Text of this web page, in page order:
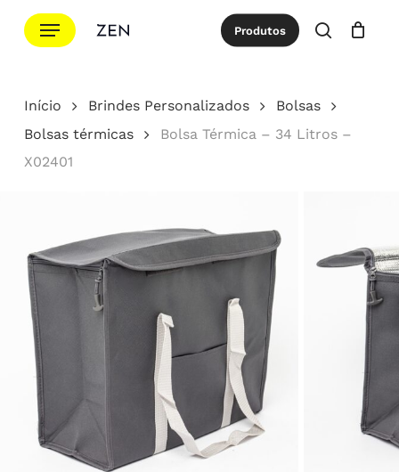
para
principal
Menu Produtos
procurar
Cotação Close
Início Brindes Personalizados
Bolsas
Bolsas térmicas
Bolsa Térmica – 34 Litros –
X02401